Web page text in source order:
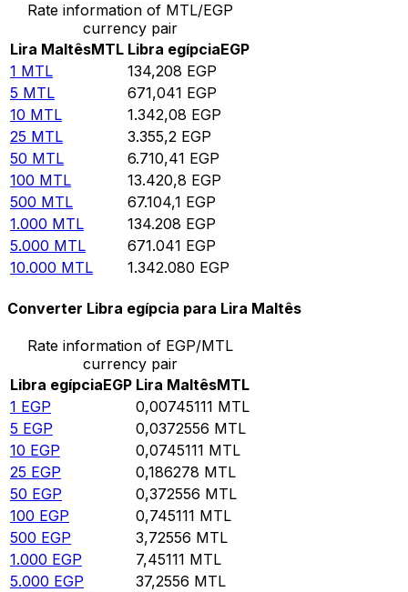
Rate information of MTL/EGP
currency pair
Lira MaltêsMTL Libra egípciaEGP
1 MTL 134,208 EGP
5 MTL 671,041 EGP
10 MTL 1.342,08 EGP
25 MTL 3.355,2 EGP
50 MTL 6.710,41 EGP
100 MTL 13.420,8 EGP
500 MTL 67.104,1 EGP
1.000 MTL 134.208 EGP
5.000 MTL 671.041 EGP
10.000 MTL 1.342.080 EGP
Converter Libra egípcia para Lira Maltês
Rate information of EGP/MTL
currency pair
Libra egípciaEGP Lira MaltêsMTL
1 EGP 0,00745111 MTL
5 EGP 0,0372556 MTL
10 EGP 0,0745111 MTL
25 EGP 0,186278 MTL
50 EGP 0,372556 MTL
100 EGP 0,745111 MTL
500 EGP 3,72556 MTL
1.000 EGP 7,45111 MTL
5.000 EGP 37,2556 MTL